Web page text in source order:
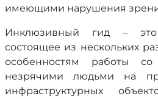
имеющими нарушения
Инклюзивный гид – это
состоящее из нескольких
особенностям работы
незрячими людьми на
инфраструктурных